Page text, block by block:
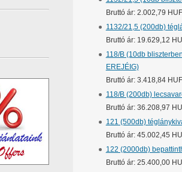
Bruttó ár: 2.002,79 HUF
1132/21,5 (200db)
Bruttó ár: 19.629,12
118/B (10db
EREJÉIG)
Bruttó ár: 3.418,84 HUF
118/B (200db)
Bruttó ár: 36.208,97
121 (500db)
Bruttó ár: 45.002,45
122 (2000db)
Bruttó ár: 25.400,00